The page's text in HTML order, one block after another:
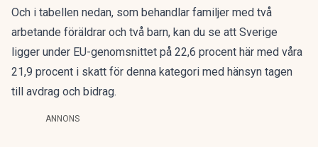
Och i tabellen nedan, som behandlar familjer med två
arbetande föräldrar och två barn, kan du se att Sverige
ligger under EU-genomsnittet på 22,6 procent här med våra
21,9 procent i skatt för denna kategori med hänsyn tagen
till avdrag och bidrag.
ANNONS